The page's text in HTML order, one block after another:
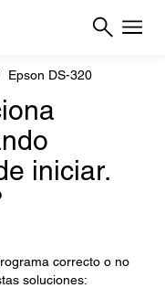
Epson DS-320
iniciar.
correcto o no
soluciones: